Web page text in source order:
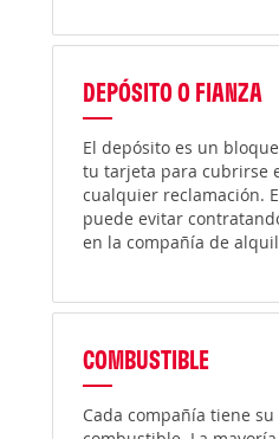
DEPÓSITO O FIANZA
El depósito es un
tu tarjeta para cubrirse
cualquier reclamación.
puede evitar
en la compañía de
COMBUSTIBLE
Cada compañía tiene